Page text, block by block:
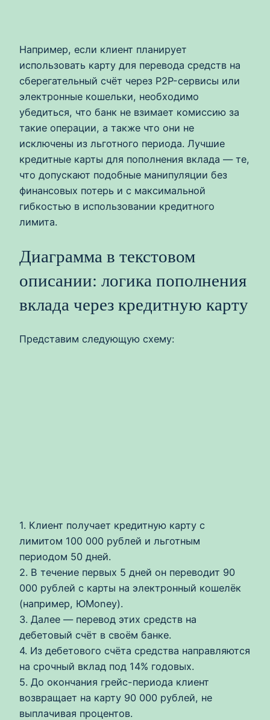
Например, если клиент планирует
использовать карту для перевода средств на
сберегательный счёт через P2P-сервисы или
электронные кошельки, необходимо
убедиться, что банк не взимает комиссию за
такие операции, а также что они не
исключены из льготного периода. Лучшие
кредитные карты для пополнения вклада — те,
что допускают подобные манипуляции без
финансовых потерь и с максимальной
гибкостью в использовании кредитного
лимита.
Диаграмма в текстовом
описании: логика пополнения
вклада через кредитную карту
Представим следующую схему:
1. Клиент получает кредитную карту с
лимитом 100 000 рублей и льготным
периодом 50 дней.
2. В течение первых 5 дней он переводит 90
000 рублей с карты на электронный кошелёк
(например, ЮMoney).
3. Далее — перевод этих средств на
дебетовый счёт в своём банке.
4. Из дебетового счёта средства направляются
на срочный вклад под 14% годовых.
5. До окончания грейс-периода клиент
возвращает на карту 90 000 рублей, не
выплачивая процентов.